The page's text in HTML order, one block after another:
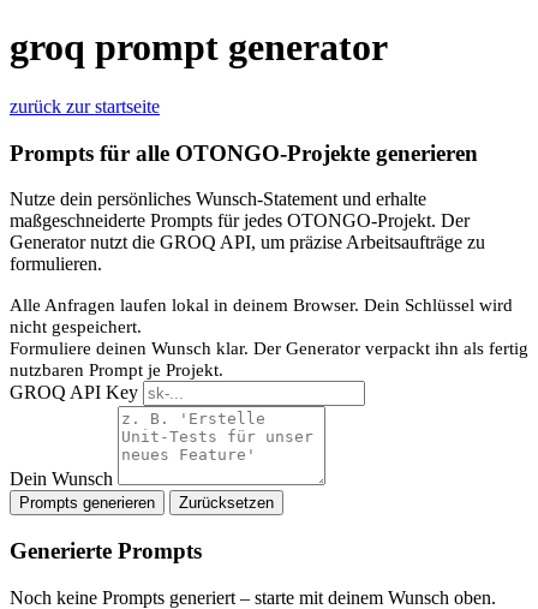
groq prompt generator
zurück zur startseite
Prompts für alle OTONGO-Projekte generieren
Nutze dein persönliches Wunsch-Statement und erhalte
maßgeschneiderte Prompts für jedes OTONGO-Projekt. Der
Generator nutzt die GROQ API, um präzise Arbeitsaufträge zu
formulieren.
Alle Anfragen laufen lokal in deinem Browser. Dein Schlüssel wird
nicht gespeichert.
Formuliere deinen Wunsch klar. Der Generator verpackt ihn als fertig
nutzbaren Prompt je Projekt.
GROQ API Key
Dein Wunsch
Prompts generieren Zurücksetzen
Generierte Prompts
Noch keine Prompts generiert – starte mit deinem Wunsch oben.